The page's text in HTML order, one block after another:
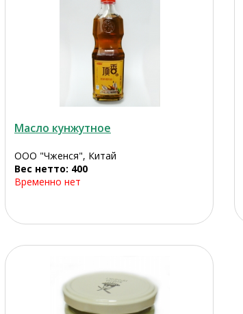
Масло кунжутное
ООО "Чженся", Китай
Вес нетто: 400
Временно нет